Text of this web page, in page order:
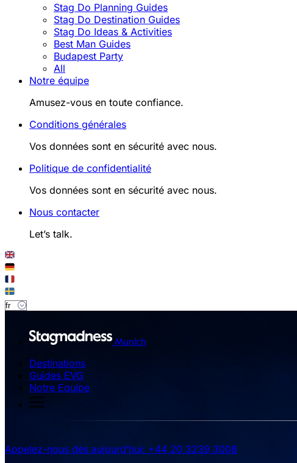
Stag Do Planning Guides
Stag Do Destination Guides
Stag Do Ideas & Activities
Best Man Guides
Budapest Party
All
Notre équipe
Amusez-vous en toute confiance.
Conditions générales
Vos données sont en sécurité avec nous.
Politique de confidentialité
Vos données sont en sécurité avec nous.
Nous contacter
Let’s talk.
Munich
Destinations
Guides EVG
Notre Equipe
Appelez-nous dès aujourd’hui: +44 20 3239 3008